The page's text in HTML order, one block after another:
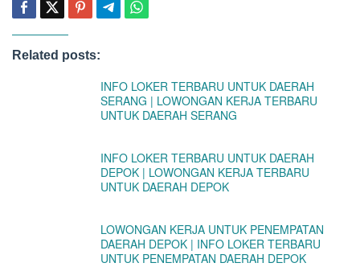
Related posts:
INFO LOKER TERBARU UNTUK DAERAH
SERANG | LOWONGAN KERJA TERBARU
UNTUK DAERAH SERANG
INFO LOKER TERBARU UNTUK DAERAH
DEPOK | LOWONGAN KERJA TERBARU
UNTUK DAERAH DEPOK
LOWONGAN KERJA UNTUK PENEMPATAN
DAERAH DEPOK | INFO LOKER TERBARU
UNTUK PENEMPATAN DAERAH DEPOK